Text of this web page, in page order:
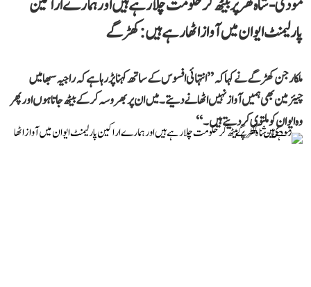
پارلیمنٹ ایوان میں آواز اٹھا رہے ہیں: کھڑگے
ملکارجن کھڑگے نے کہا کہ ’’انتہائی افسوس کے ساتھ کہنا پڑ رہا ہے کہ راجیہ سبھا میں
چیئرمین بھی ہمیں آواز نہیں اٹھانے دیتے۔ میں ان پر بھروسہ کر کے بیٹھ جاتا ہوں اور پھر
وہ ایوان کو ملتوی کر دیتے ہیں۔‘‘